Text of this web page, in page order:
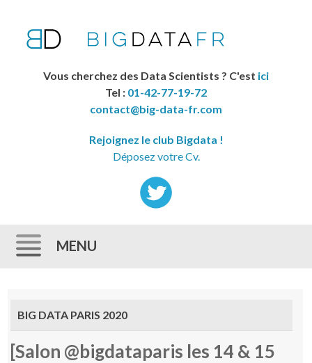
Vous cherchez des Data Scientists ? C'est ici
Tel : 01-42-77-19-72
contact@big-data-fr.com
Rejoignez le club Bigdata !
Déposez votre Cv.
MENU
BIG DATA PARIS 2020
[Salon @bigdataparis les 14 & 15